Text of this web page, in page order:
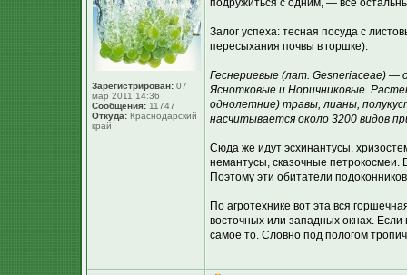
Зарегистрирован: 07
мар 2011 14:36
Сообщения: 11747
Откуда: Краснодарский
край
подружиться с одним, — все
Залог успеха: тесная посуда с
пересыхания почвы в горшке).
Геснериевые (лат. Gesneriaceae) —
Яснотковые и Норичниковые.
однолетние) травы, лианы,
насчитывается около 3200 видов
Сюда же идут эсхинантусы,
немантусы, сказочные
Поэтому эти обитатели
По агротехнике вот эта вся
восточных или западных окнах.
самое то. Словно под пологом